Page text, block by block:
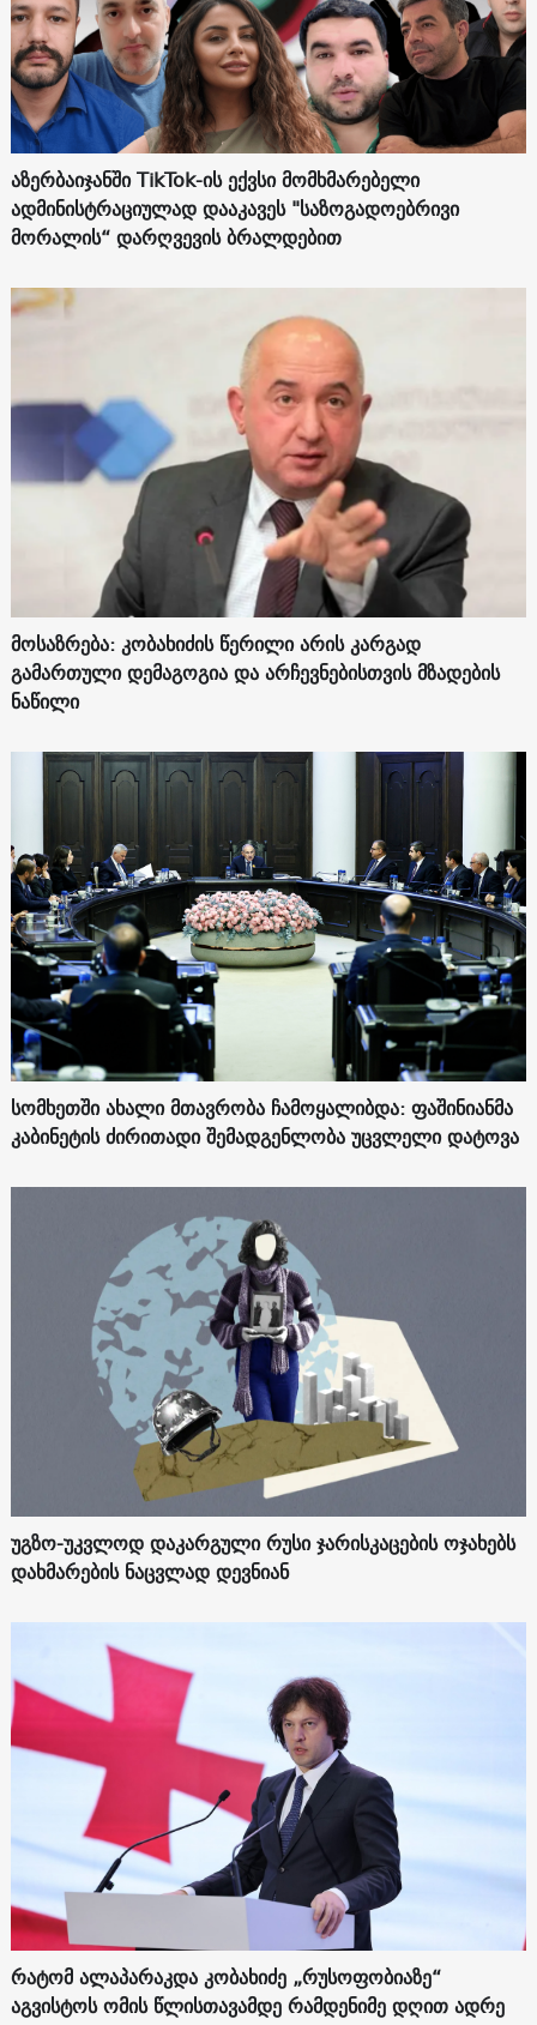
აზერბაიჯანში TikTok-ის ექვსი მომხმარებელი
ადმინისტრაციულად დააკავეს "საზოგადოებრივი
მორალის“ დარღვევის ბრალდებით
მოსაზრება: კობახიძის წერილი არის კარგად
გამართული დემაგოგია და არჩევნებისთვის მზადების
ნაწილი
სომხეთში ახალი მთავრობა ჩამოყალიბდა: ფაშინიანმა
კაბინეტის ძირითადი შემადგენლობა უცვლელი დატოვა
უგზო-უკვლოდ დაკარგული რუსი ჯარისკაცების ოჯახებს
დახმარების ნაცვლად დევნიან
რატომ ალაპარაკდა კობახიძე „რუსოფობიაზე“
აგვისტოს ომის წლისთავამდე რამდენიმე დღით ადრე